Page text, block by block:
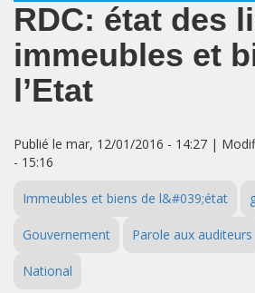
RDC: état des
immeubles et
l’Etat
Publié le mar, 12/01/2016 - 14:27 |
- 15:16
Immeubles et biens de l&#039;état
Gouvernement Parole aux auditeurs
National